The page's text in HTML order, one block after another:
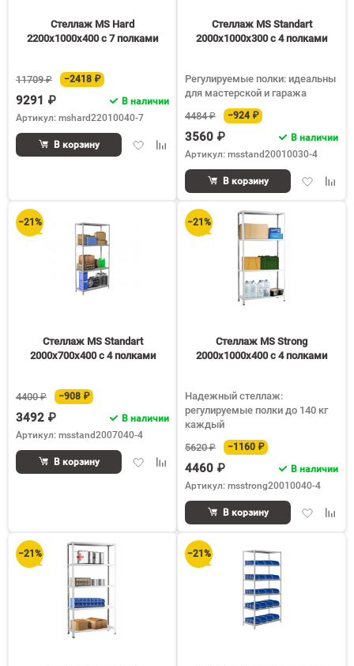
Стеллаж MS Hard
2200х1000х400 c 7 полками
11709 ₽ −2418 ₽
9291 ₽
В наличии
Артикул: mshard22010040-7
ДобавитьДобавить
сравнению
В корзину
Стеллаж MS Standart
2000х1000х300 c 4 полками
Регулируемые полки: идеальны
для мастерской и гаража
4484 ₽
−924 ₽
3560 ₽
В наличии
Артикул: msstand20010030-4
Добавить
В корзину
−21%
Стеллаж MS Standart
2000х700х400 c 4 полками
4400 ₽ −908 ₽
3492 ₽
В наличии
Артикул: msstand2007040-4
ДобавитьДобавить
сравнению
В корзину
−21%
Стеллаж MS Strong
2000х1000х400 c 4 полками
Надежный стеллаж:
регулируемые полки до 140 кг
каждый
5620 ₽
−1160 ₽
4460 ₽
В наличии
Артикул: msstrong20010040-4
Добавить
В корзину
−21% −21%